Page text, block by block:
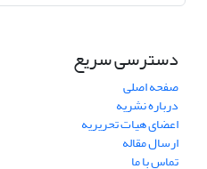
دسترسی سریع
صفحه اصلی
درباره نشریه
اعضای هیات تحریریه
ارسال مقاله
تماس با ما